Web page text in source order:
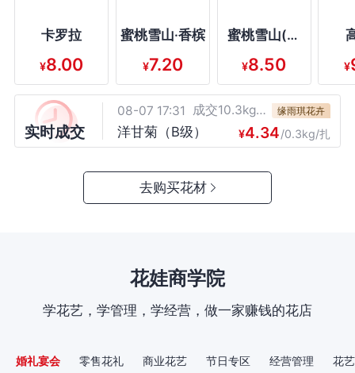
卡罗拉
¥8.00
蜜桃雪山·香槟
¥7.20
蜜桃雪山(香
¥8.50 ¥
实时成交
08-07 17:31 成交1扎 康多鲜花卉
永恒 康乃馨 (红绸）（B
级）
¥8.26
08-07 17:31
星太子 多头康 （B级） ¥14.20/扎
08-07 17:31
成交10.3kg/
扎
缘雨琪花卉
洋甘菊（B级） ¥4.34/0.3kg/扎
08-07 17:31 成交1扎 七七花卉
紫罗兰浅粉（C级）
08-07 17:31 成交1扎
黄莺绿色（B级）
圆瓣蓝星花蓝色（A级）
08-07 17:31 千千花卉1
奶油草莓 剑兰 （B级） 26.92
九星叶（A级） ¥4.24
去购买花材
花娃商学院
学花艺，学管理，学经营，做一家赚钱的花店
婚礼宴会 零售花礼 商业花艺 节日专区 经营管理 花